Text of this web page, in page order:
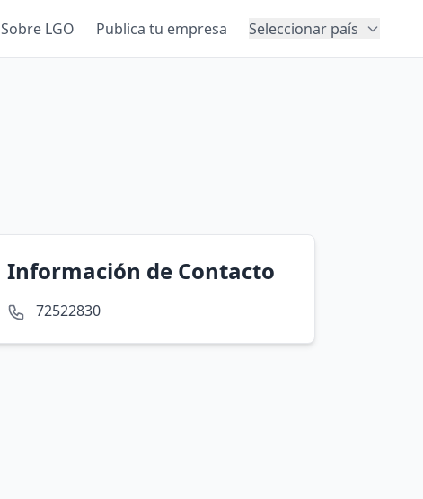
Sobre LGO Publica tu empresa Seleccionar país
Información de Contacto
72522830